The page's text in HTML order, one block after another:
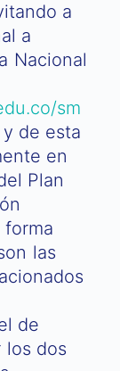
a
a
Nacional
sm
y de esta
en
Plan
forma
las
de
los dos